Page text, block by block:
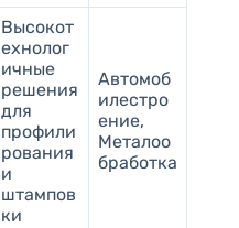
Высокот
ехнолог
ичные
решения
для
профили
рования
и
штампов
ки
Автомоб
илестро
ение,
Металоо
бработка